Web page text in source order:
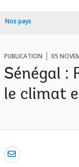
Nos pays
PUBLICATION 05
Sénégal :
le climat